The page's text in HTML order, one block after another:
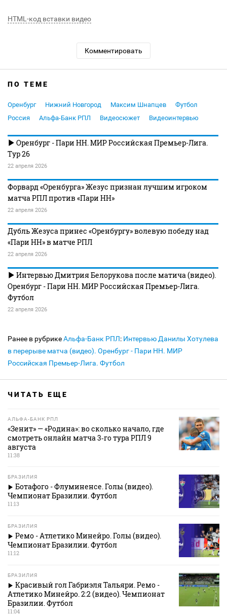
HTML-код вставки видео
Комментировать
ПО ТЕМЕ
Оренбург Нижний Новгород Максим Шнапцев
Футбол
Россия
Альфа-Банк РПЛ Видеосюжет Видеоинтервью
Оренбург - Пари НН. МИР Российская Премьер-Лига.
Тур 26
22 апреля 2026
Форвард «Оренбурга» Жезус признан лучшим игроком
матча РПЛ против «Пари НН»
22 апреля 2026
Дубль Жезуса принес «Оренбургу» волевую победу над
«Пари НН» в матче РПЛ
22 апреля 2026
Интервью Дмитрия Белорукова после матича (видео).
Оренбург - Пари НН. МИР Российская Премьер-Лига.
Футбол
22 апреля 2026
Ранее в рубрикеАльфа-Банк РПЛ: Интервью Данилы Хотулева
в перерыве матча (видео). Оренбург - Пари НН. МИР
Российская Премьер-Лига. Футбол
ЧИТАТЬ ЕЩЕ
АЛЬФА-БАНК РПЛ
«Зенит» — «Родина»: во сколько начало, где
смотреть онлайн матча 3‑го тура РПЛ 9
августа
11:38
БРАЗИЛИЯ
Ботафого - Флуминенсе. Голы (видео).
Чемпионат Бразилии. Футбол
11:13
БРАЗИЛИЯ
Ремо - Атлетико Минейро. Голы (видео).
Чемпионат Бразилии. Футбол
11:12
БРАЗИЛИЯ
Красивый гол Габриэля Тальяри. Ремо -
Атлетико Минейро. 2:2 (видео). Чемпионат
Бразилии. Футбол
11:04